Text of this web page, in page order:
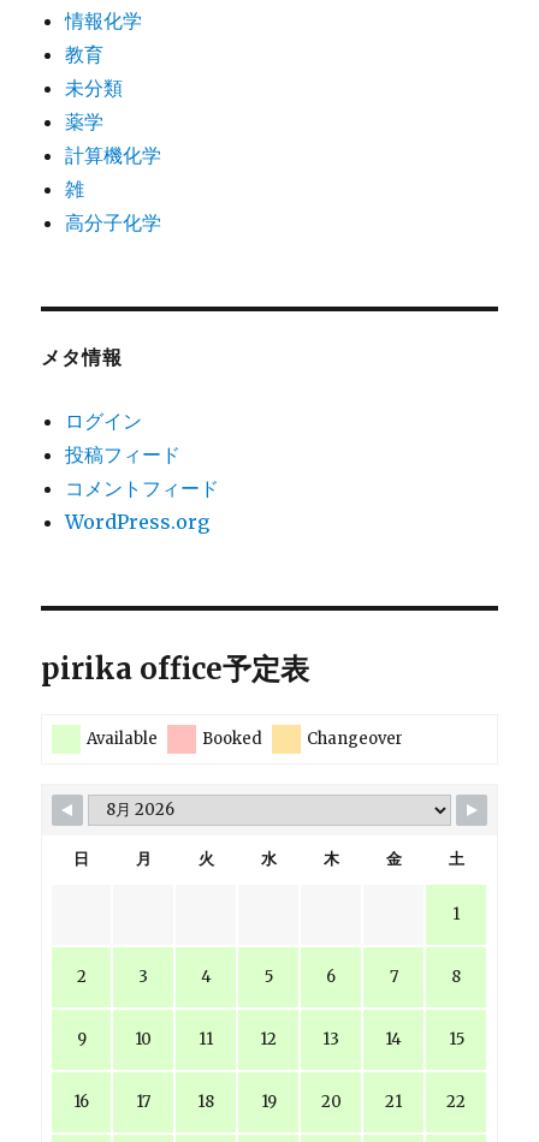
情報化学
教育
未分類
薬学
計算機化学
雑
高分子化学
メタ情報
ログイン
投稿フィード
コメントフィード
WordPress.org
pirika office予定表
Available Booked Changeover
日 月 火 水 木 金 土
1
2 3 4 5 6 7 8
9 10 11 12 13 14 15
16 17 18 19 20 21 22